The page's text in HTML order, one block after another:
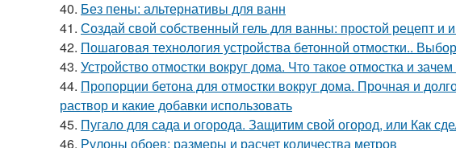
40. Без пены: альтернативы для ванн
41. Создай свой собственный гель для ванны: простой рецепт и
42. Пошаговая технология устройства бетонной отмостки..
43. Устройство отмостки вокруг дома. Что такое отмостка и
44. Пропорции бетона для отмостки вокруг дома. Прочная и
раствор и какие добавки использовать
45. Пугало для сада и огорода. Защитим свой огород, или Как
46. Рулоны обоев: размеры и расчет количества метров